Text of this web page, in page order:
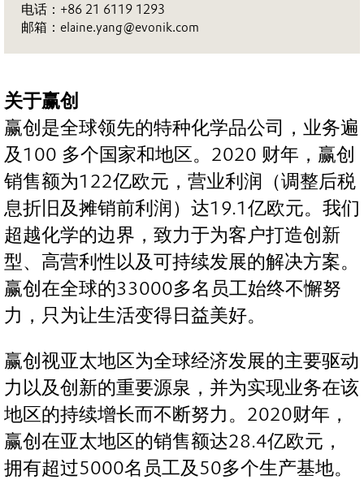
电话：+86 21 6119 1293
邮箱：elaine.yang@evonik.com
关于赢创
赢创是全球领先的特种化学品公司，业务遍
及100 多个国家和地区。2020 财年，赢创
销售额为122亿欧元，营业利润（调整后税
息折旧及摊销前利润）达19.1亿欧元。我们
超越化学的边界，致力于为客户打造创新
型、高营利性以及可持续发展的解决方案。
赢创在全球的33000多名员工始终不懈努
力，只为让生活变得日益美好。
赢创视亚太地区为全球经济发展的主要驱动
力以及创新的重要源泉，并为实现业务在该
地区的持续增长而不断努力。2020财年，
赢创在亚太地区的销售额达28.4亿欧元，
拥有超过5000名员工及50多个生产基地。